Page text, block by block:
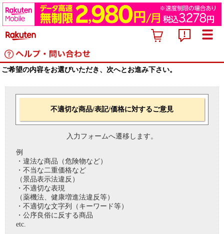
ご希望の内容をお選びいただき、次へとお進み下さい。
不適切な商品/表記/価格に対するご意見
入力フォームへ遷移します。
例
・違法な商品（危険物など）
・不当な二重価格など
（景品表示法違反）
・不適切な表現
（薬機法、健康増進法違反等）
・不適切な文字列（キーワード等）
・公序良俗に反する商品
etc.